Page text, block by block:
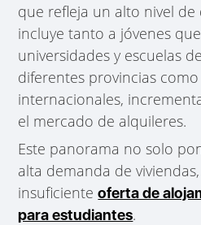
que refleja un alto nivel de
incluye tanto a jóvenes
universidades y escuelas
diferentes provincias
internacionales,
el mercado de alquileres.
Este panorama no solo
alta demanda de
insuficienteoferta de
para estudiantes.